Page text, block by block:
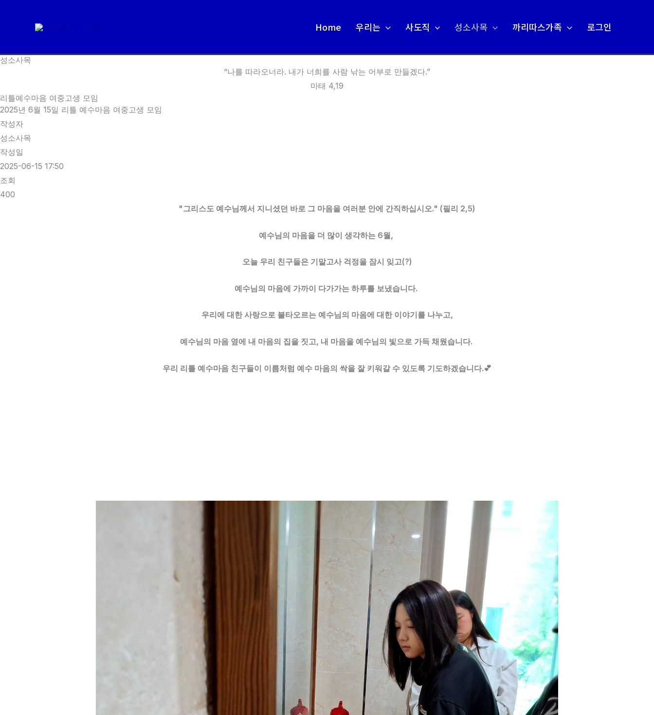
건
기
Home 우리는 사도직 성소사목 까리따스가족 로그인
성소사목
“나를 따라오너라. 내가 너희를 사람 낚는 어부로 만들겠다.”
마태 4,19
리틀예수마음 여중고생 모임
2025년 6월 15일 리틀 예수마음 여중고생 모임
작성자
성소사목
작성일
2025-06-15 17:50
조회
400
"그리스도 예수님께서 지니셨던 바로 그 마음을 여러분 안에 간직하십시오." (필리 2,5)
예수님의 마음을 더 많이 생각하는 6월,
오늘 우리 친구들은 기말고사 걱정을 잠시 잊고(?)
예수님의 마음에 가까이 다가가는 하루를 보냈습니다.
우리에 대한 사랑으로 불타오르는 예수님의 마음에 대한 이야기를 나누고,
예수님의 마음 옆에 내 마음의 집을 짓고, 내 마음을 예수님의 빛으로 가득 채웠습니다.
우리 리틀 예수마음 친구들이 이름처럼 예수 마음의 싹을 잘 키워갈 수 있도록 기도하겠습니다.💕